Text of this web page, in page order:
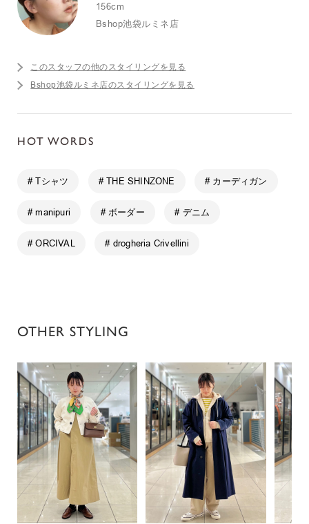
156cm
Bshop池袋ルミネ店
このスタッフの他のスタイリングを見る
Bshop池袋ルミネ店のスタイリングを見る
HOT WORDS
# Tシャツ # THE SHINZONE # カーディガン
# manipuri # ボーダー # デニム
# ORCIVAL # drogheria Crivellini
OTHER STYLING